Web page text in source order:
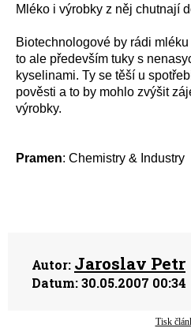
Mléko i výrobky z něj chutnají
Biotechnologové by rádi
to ale především tuky s
kyselinami. Ty se těší u
pověsti a to by mohlo zvýšit
výrobky.
Pramen: Chemistry & Industry
Autor: Jaroslav Petr
Datum:30.05.2007 00:34
Tisk